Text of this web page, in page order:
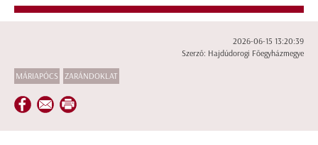
2026-06-15 13:20:39
Szerző: Hajdúdorogi Főegyházmegye
MÁRIAPÓCS ZARÁNDOKLAT